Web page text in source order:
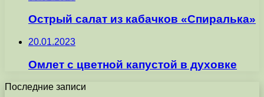
Острый салат из кабачков «Спиралька»
20.01.2023
Омлет с цветной капустой в духовке
Последние записи